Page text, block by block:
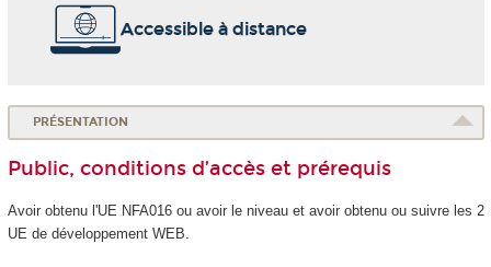
Accessible à distance
PRÉSENTATION
Public, conditions d’accès et prérequis
Avoir obtenu l'UE NFA016 ou avoir le niveau et avoir obtenu ou suivre les 2
UE de développement WEB.